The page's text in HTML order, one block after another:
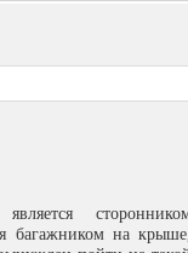
багажником на